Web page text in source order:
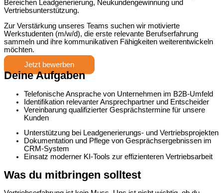
Bereichen Leadgenerierung, Neukundengewinnung und
Vertriebsunterstützung.
Zur Verstärkung unseres Teams suchen wir motivierte
Werkstudenten (m/w/d), die erste relevante Berufserfahrung
sammeln und ihre kommunikativen Fähigkeiten weiterentwickeln
möchten.
Jetzt bewerben
Deine Aufgaben
Telefonische Ansprache von Unternehmen im B2B-Umfeld
Identifikation relevanter Ansprechpartner und Entscheider
Vereinbarung qualifizierter Gesprächstermine für unsere
Kunden
Unterstützung bei Leadgenerierungs- und Vertriebsprojekten
Dokumentation und Pflege von Gesprächsergebnissen im
CRM-System
Einsatz moderner KI-Tools zur effizienteren Vertriebsarbeit
Was du mitbringen solltest